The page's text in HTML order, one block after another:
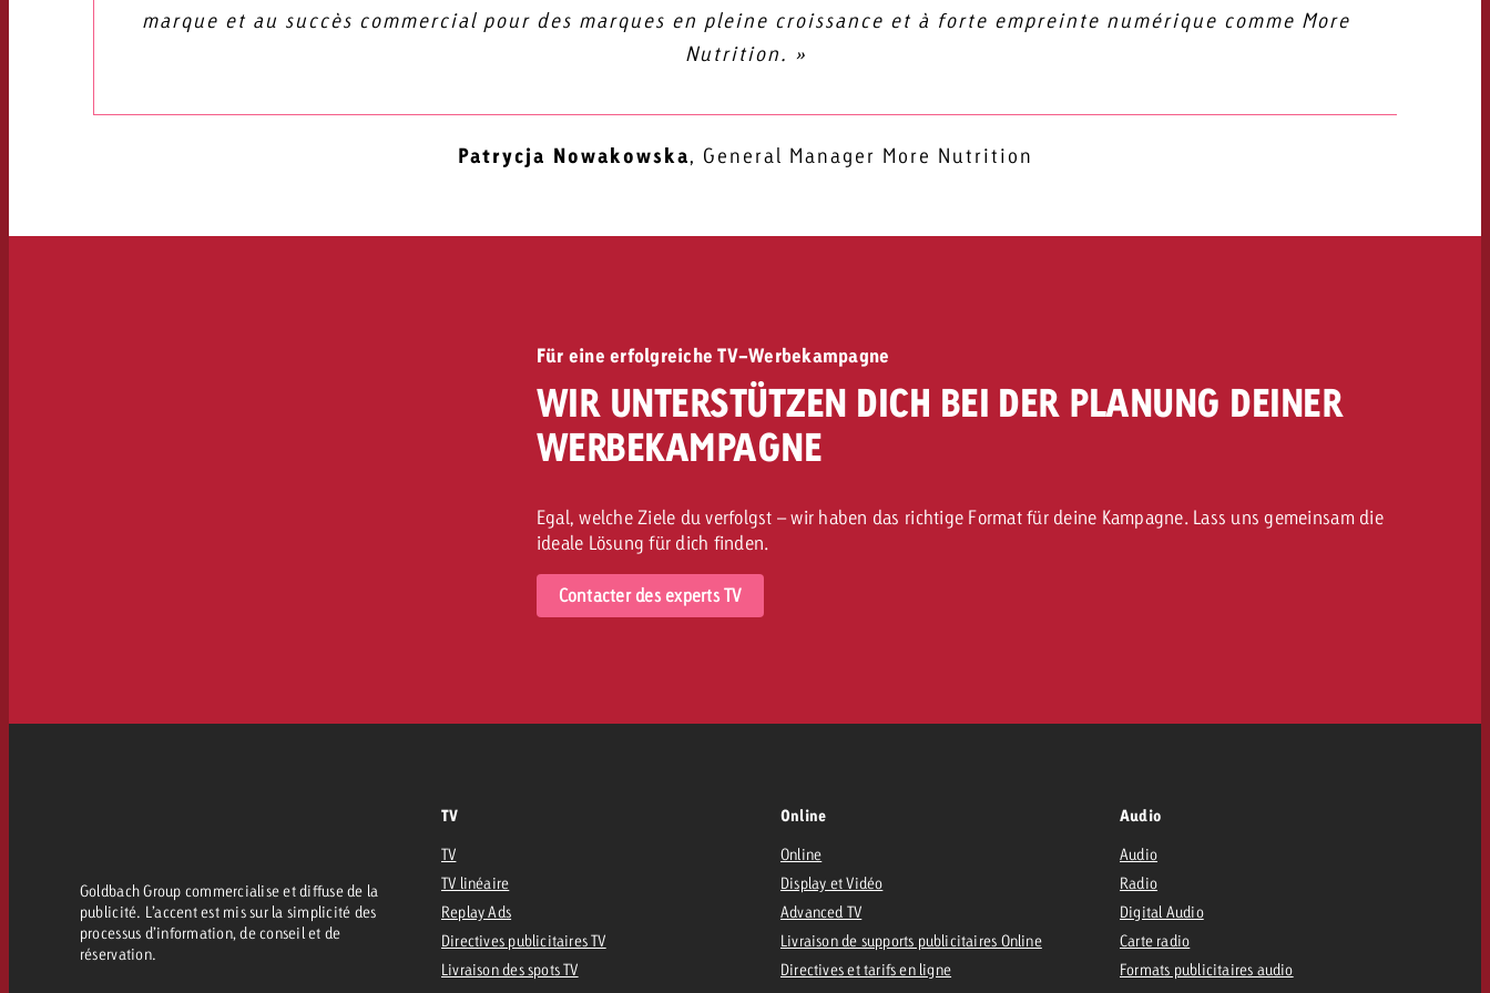
marque et au succès commercial pour des marques en pleine croissance et à forte empreinte numérique comme More
Nutrition. »
Patrycja Nowakowska, General Manager More Nutrition
Für eine erfolgreiche TV-Werbekampagne
WIR UNTERSTÜTZEN DICH BEI DER PLANUNG DEINER
WERBEKAMPAGNE
Egal, welche Ziele du verfolgst – wir haben das richtige Format für deine Kampagne. Lass uns gemeinsam die
ideale Lösung für dich finden.
Contacter des experts TV
Goldbach Group commercialise et diffuse de la
publicité. L’accent est mis sur la simplicité des
processus d’information, de conseil et de
réservation.
TV
TV
TV linéaire
Replay Ads
Directives publicitaires TV
Livraison des spots TV
Online
Online
Display et Vidéo
Advanced TV
Livraison de supports publicitaires Online
Directives et tarifs en ligne
Audio
Audio
Radio
Digital Audio
Carte radio
Formats publicitaires audio